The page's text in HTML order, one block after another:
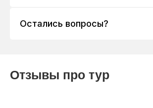
Остались вопросы?
Отзывы про тур